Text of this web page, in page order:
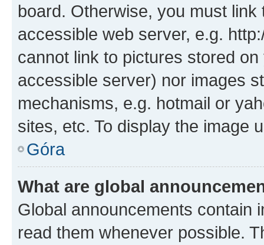
board. Otherwise, you must
accessible web server, e.g.
cannot link to pictures stored
accessible server) nor images
mechanisms, e.g. hotmail or
sites, etc. To display the image
Góra
What are global
Global announcements contain
read them whenever possible.